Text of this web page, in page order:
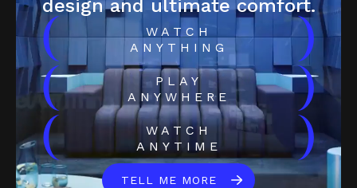
design and ultimate comfort.
(
WATCH
ANYTHING
)
(
PLAY
ANYWHERE
)
(
WATCH
ANYTIME
)
TELL ME MORE